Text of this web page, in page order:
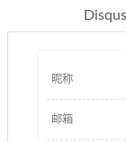
Disqus